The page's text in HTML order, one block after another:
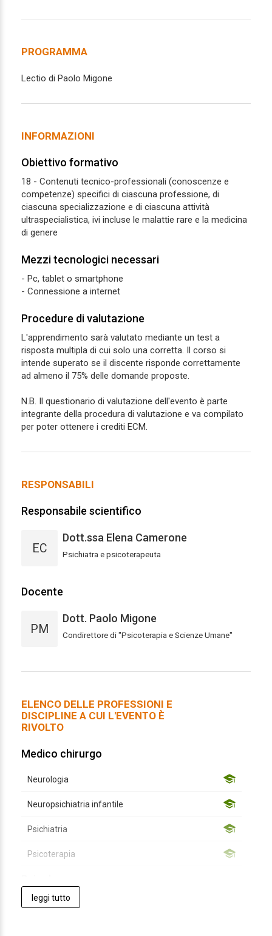
PROGRAMMA
Lectio di Paolo Migone
INFORMAZIONI
Obiettivo formativo
18 - Contenuti tecnico-professionali (conoscenze e
competenze) specifici di ciascuna professione, di
ciascuna specializzazione e di ciascuna attività
ultraspecialistica, ivi incluse le malattie rare e la medicina
di genere
Mezzi tecnologici necessari
- Pc, tablet o smartphone
- Connessione a internet
Procedure di valutazione
L'apprendimento sarà valutato mediante un test a
risposta multipla di cui solo una corretta. Il corso si
intende superato se il discente risponde correttamente
ad almeno il 75% delle domande proposte.
N.B. Il questionario di valutazione dell'evento è parte
integrante della procedura di valutazione e va compilato
per poter ottenere i crediti ECM.
RESPONSABILI
Responsabile scientifico
EC
Dott.ssa Elena Camerone
Psichiatra e psicoterapeuta
Docente
PM
Dott. Paolo Migone
Condirettore di "Psicoterapia e Scienze Umane"
ELENCO DELLE PROFESSIONI E
DISCIPLINE A CUI L'EVENTO È
RIVOLTO
Medico chirurgo
Neurologia
Neuropsichiatria infantile
Psichiatria
Psicoterapia
Psicologia
leggi tutto